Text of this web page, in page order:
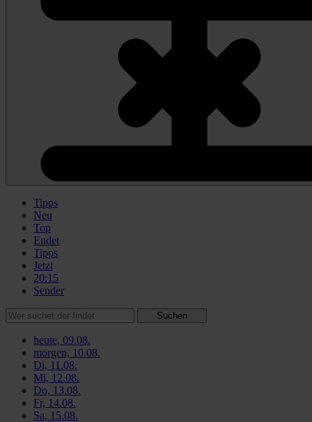
Tipps
Neu
Top
Endet
Tipps
Jetzt
20:15
Sender
Suchen
heute, 09.08.
morgen, 10.08.
Di, 11.08.
Mi, 12.08.
Do, 13.08.
Fr, 14.08.
Sa, 15.08.